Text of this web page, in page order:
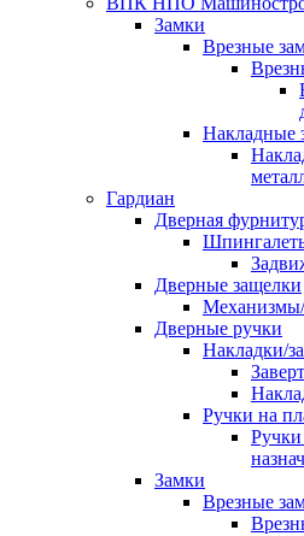
Замки
Врезные
Накладные
Гардиан
Дверная
Дверные защелки
Механизмы/
Дверные ручки
Накладки/
Ручки на
Замки
Врезные